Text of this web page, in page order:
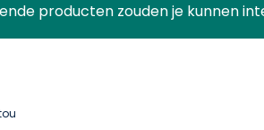
producten zouden je kunnen